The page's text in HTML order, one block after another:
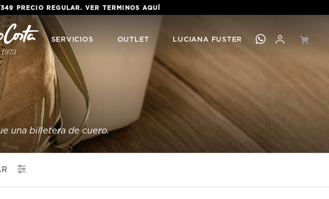
PRECIO REGULAR. VER TERMINOSAQUÍ
SERVICIOS OUTLET LUCIANA FUSTER
una billetera de cuero.